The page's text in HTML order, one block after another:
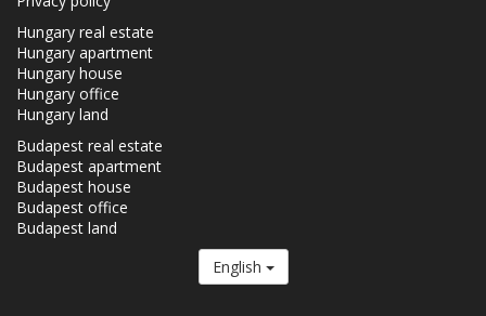
Hungary real estate
Hungary apartment
Hungary house
Hungary office
Hungary land
Budapest real estate
Budapest apartment
Budapest house
Budapest office
Budapest land
English